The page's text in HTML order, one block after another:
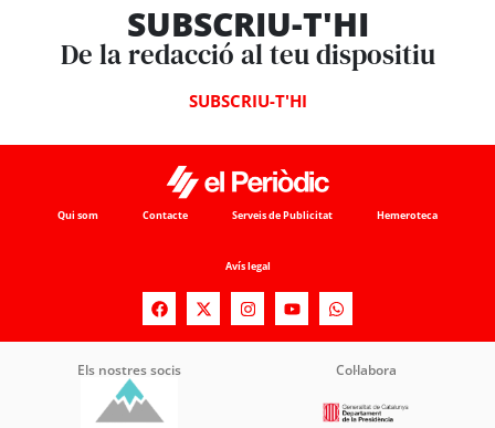
SUBSCRIU-T'HI
De la redacció al teu dispositiu
SUBSCRIU-T'HI
Qui som Contacte Serveis de Publicitat Hemeroteca
Avís legal
Els nostres socis Col·labora